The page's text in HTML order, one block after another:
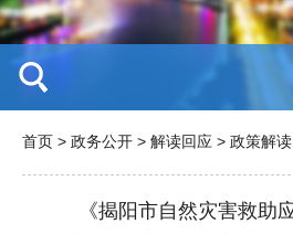
首页 > 政务公开 > 解读回应 > 政策解读
《揭阳市自然灾害救助